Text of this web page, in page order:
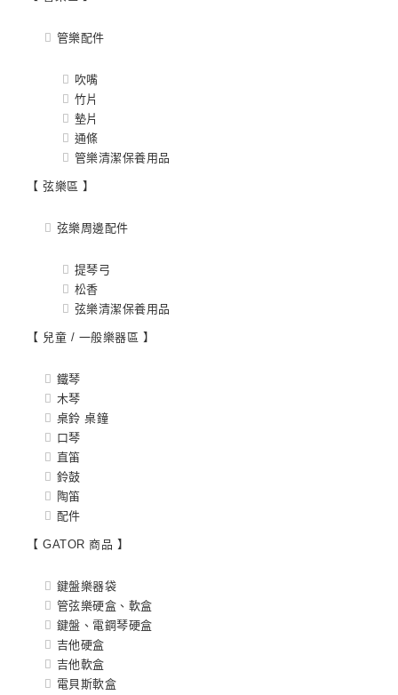
管樂配件
吹嘴
竹片
墊片
通條
管樂清潔保養用品
【 弦樂區 】
弦樂周邊配件
提琴弓
松香
弦樂清潔保養用品
【 兒童 / 一般樂器區 】
鐵琴
木琴
桌鈴 桌鐘
口琴
直笛
鈴鼓
陶笛
配件
【 GATOR 商品 】
鍵盤樂器袋
管弦樂硬盒、軟盒
鍵盤、電鋼琴硬盒
吉他硬盒
吉他軟盒
電貝斯軟盒